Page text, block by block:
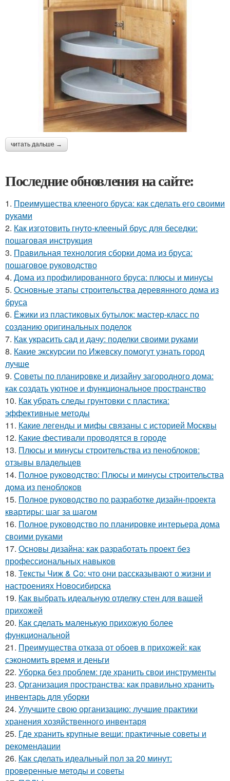
читать дальше →
Последние обновления на сайте:
1. Преимущества клееного бруса: как сделать его своими
руками
2. Как изготовить гнуто-клееный брус для беседки:
пошаговая инструкция
3. Правильная технология сборки дома из бруса:
пошаговое руководство
4. Дома из профилированного бруса: плюсы и минусы
5. Основные этапы строительства деревянного дома из
бруса
6. Ёжики из пластиковых бутылок: мастер-класс по
созданию оригинальных поделок
7. Как украсить сад и дачу: поделки своими руками
8. Какие экскурсии по Ижевску помогут узнать город
лучше
9. Советы по планировке и дизайну загородного дома:
как создать уютное и функциональное пространство
10. Как убрать следы грунтовки с пластика:
эффективные методы
11. Какие легенды и мифы связаны с историей Москвы
12. Какие фестивали проводятся в городе
13. Плюсы и минусы строительства из пеноблоков:
отзывы владельцев
14. Полное руководство: Плюсы и минусы строительства
дома из пеноблоков
15. Полное руководство по разработке дизайн-проекта
квартиры: шаг за шагом
16. Полное руководство по планировке интерьера дома
своими руками
17. Основы дизайна: как разработать проект без
профессиональных навыков
18. Тексты Чиж & Co: что они рассказывают о жизни и
настроениях Новосибирска
19. Как выбрать идеальную отделку стен для вашей
прихожей
20. Как сделать маленькую прихожую более
функциональной
21. Преимущества отказа от обоев в прихожей: как
сэкономить время и деньги
22. Уборка без проблем: где хранить свои инструменты
23. Организация пространства: как правильно хранить
инвентарь для уборки
24. Улучшите свою организацию: лучшие практики
хранения хозяйственного инвентаря
25. Где хранить крупные вещи: практичные советы и
рекомендации
26. Как сделать идеальный пол за 20 минут:
проверенные методы и советы